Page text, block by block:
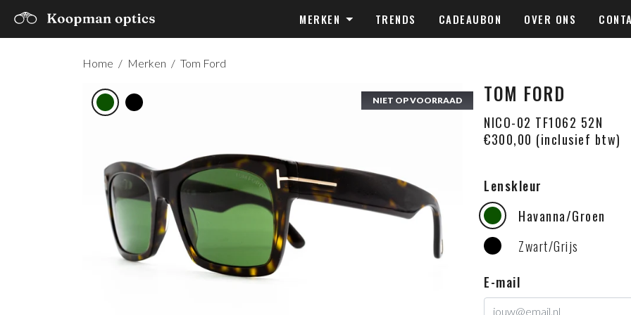
MERKEN TRENDS CADEAUBON OVER ONS
Home / Merken / Tom Ford
NIET OP VOORRAAD TOM FORD
NICO-02 TF1062 52N
€300,00 (inclusief btw)
Lenskleur
Havanna/Groen
Zwart/Grijs
E-mail